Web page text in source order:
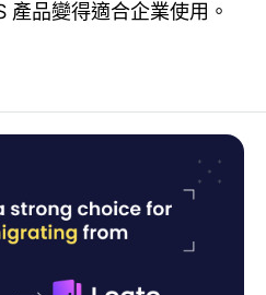
產品變得適合企業使用。
、AWS Cognito 或 Auth0